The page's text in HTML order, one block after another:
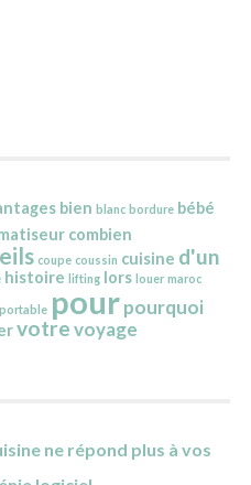
bien blanc bordure bébé
combien
coupe coussin cuisine d'un
histoire lifting lors louer maroc
portable pour pourquoi
votrevoyage
ne répond plus à vos